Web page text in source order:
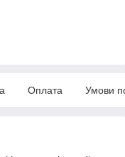
Оплата Умови